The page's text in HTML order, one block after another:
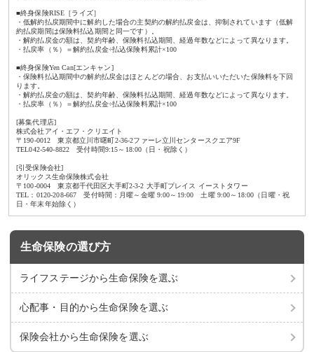
■終身保険RISE［ライズ］
・低解約払戻期間中に解約した場合の主契約の解約払戻金は、抑制されています（低解
約払戻期間は保険料払込期間と同一です）。
・解約払戻金の額は、契約年齢、保険料払込期間、経過年数などによって異なります。
・払戻率（％）＝解約払戻金÷払込保険料累計×100
■終身保険Yen Can[エンキャン]
・保険料払込期間中の解約払戻金はほとんどの場合、お支払いいただいた保険料を下回
ります。
・解約払戻金の額は、契約年齢、保険料払込期間、経過年数などによって異なります。
・払戻率（％）＝解約払戻金÷払込保険料累計×100
[募集代理店]
株式会社アイ・エフ・クリエイト
〒190-0012 東京都立川市曙町2-36-2ファーレ立川センタースクエア9F
TEL042-540-8822 受付時間9:15～18:00（日・祝除く）
[引受保険会社]
オリックス生命保険株式会社
〒100-0004 東京都千代田区大手町2-3-2 大手町プレイス イーストタワー
TEL：0120-208-667 受付時間：月曜～金曜 9:00～19:00 土曜 9:00～18:00（日曜・祝
日・年末年始除く）
生命保険の選び方
ライフステージから生命保険を選ぶ
心配事・目的から生命保険を選ぶ
保険会社から生命保険を選ぶ